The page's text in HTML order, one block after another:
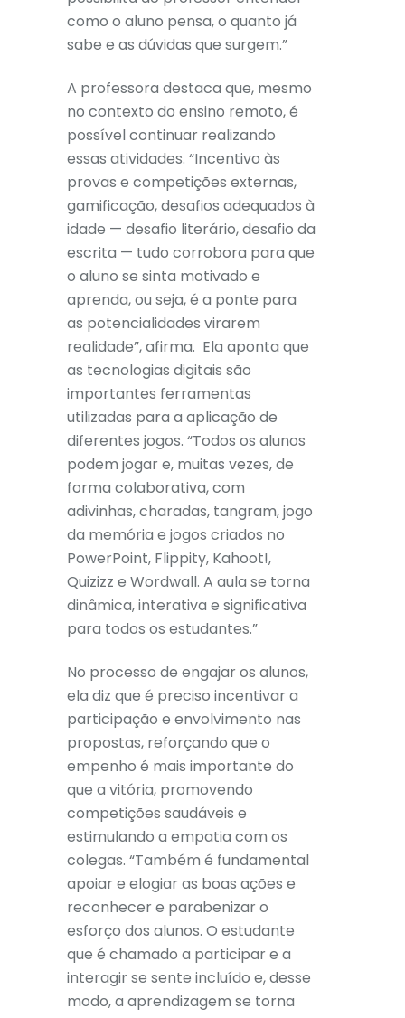
como o aluno pensa, o quanto já
sabe e as dúvidas que surgem.”
A professora destaca que, mesmo
no contexto do ensino remoto, é
possível continuar realizando
essas atividades. “Incentivo às
provas e competições externas,
gamificação, desafios adequados à
idade — desafio literário, desafio da
escrita — tudo corrobora para que
o aluno se sinta motivado e
aprenda, ou seja, é a ponte para
as potencialidades virarem
realidade”, afirma. Ela aponta que
as tecnologias digitais são
importantes ferramentas
utilizadas para a aplicação de
diferentes jogos. “Todos os alunos
podem jogar e, muitas vezes, de
forma colaborativa, com
adivinhas, charadas, tangram, jogo
da memória e jogos criados no
PowerPoint, Flippity, Kahoot!,
Quizizz e Wordwall. A aula se torna
dinâmica, interativa e significativa
para todos os estudantes.”
No processo de engajar os alunos,
ela diz que é preciso incentivar a
participação e envolvimento nas
propostas, reforçando que o
empenho é mais importante do
que a vitória, promovendo
competições saudáveis e
estimulando a empatia com os
colegas. “Também é fundamental
apoiar e elogiar as boas ações e
reconhecer e parabenizar o
esforço dos alunos. O estudante
que é chamado a participar e a
interagir se sente incluído e, desse
modo, a aprendizagem se torna